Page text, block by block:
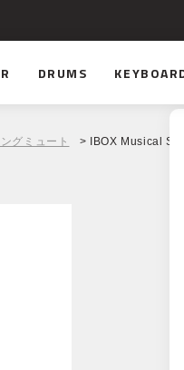
DRUMS
グミュート > IBOX Musical